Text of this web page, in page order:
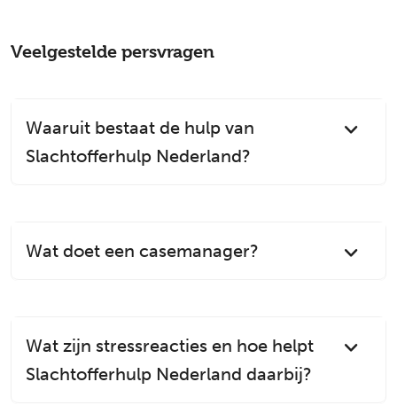
Veelgestelde persvragen
Waaruit bestaat de hulp van
Slachtofferhulp Nederland?
Wat doet een casemanager?
Wat zijn stressreacties en hoe helpt
Slachtofferhulp Nederland daarbij?